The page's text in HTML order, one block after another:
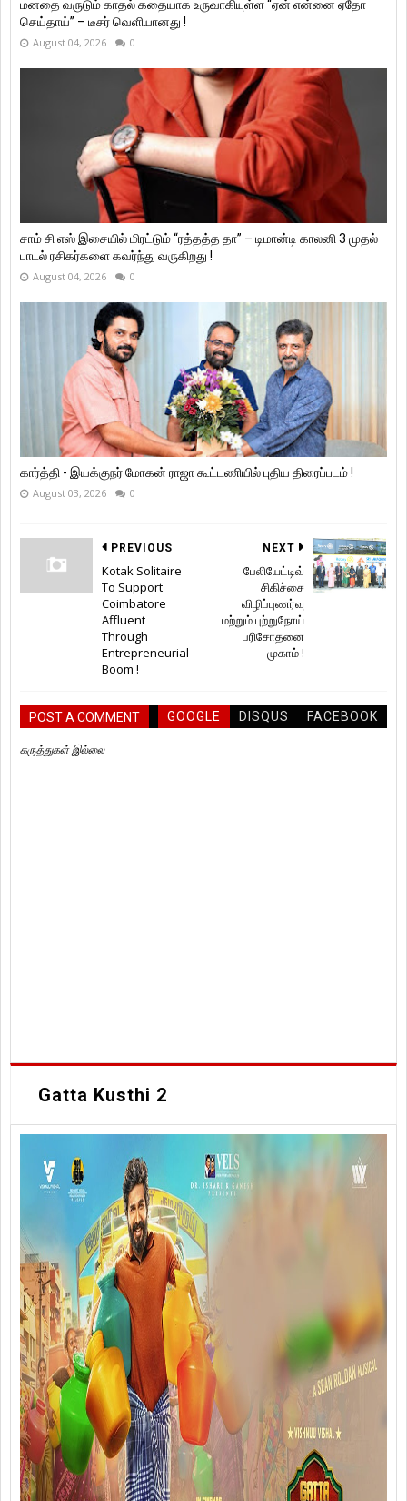
மனதை வருடும் காதல் கதையாக உருவாகியுள்ள “ஏன் என்னை ஏதோ
செய்தாய்” – டீசர் வெளியானது !
August 04, 2026 0
சாம் சி எஸ் இசையில் மிரட்டும் “ரத்தத்த தா” – டிமான்டி காலனி 3 முதல்
பாடல் ரசிகர்களை கவர்ந்து வருகிறது !
August 04, 2026 0
கார்த்தி - இயக்குநர் மோகன் ராஜா கூட்டணியில் புதிய திரைப்படம் !
August 03, 2026 0
NEXT
பேலியேட்டிவ்
சிகிச்சை
விழிப்புணர்வு
மற்றும் புற்றுநோய்
பரிசோதனை
முகாம் !
PREVIOUS
Kotak Solitaire
To Support
Coimbatore
Affluent
Through
Entrepreneurial
Boom !
POST A COMMENT GOOGLE DISQUS FACEBOOK
கருத்துகள் இல்லை
Gatta Kusthi 2